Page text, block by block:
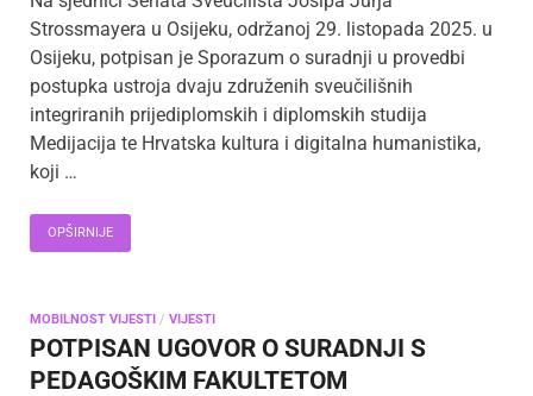
Strossmayera u Osijeku, održanoj 29. listopada 2025. u
Osijeku, potpisan je Sporazum o suradnji u provedbi
postupka ustroja dvaju združenih sveučilišnih
integriranih prijediplomskih i diplomskih studija
Medijacija te Hrvatska kultura i digitalna humanistika,
koji …
OPŠIRNIJE
MOBILNOST VIJESTI / VIJESTI
POTPISAN UGOVOR O SURADNJI S
PEDAGOŠKIM FAKULTETOM